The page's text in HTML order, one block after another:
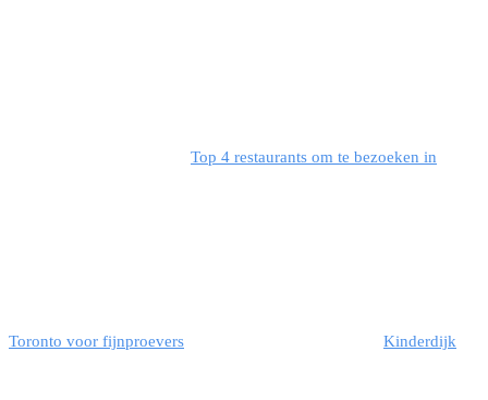
Top 4 restaurants om te bezoeken in
Toronto voor fijnproevers Kinderdijk